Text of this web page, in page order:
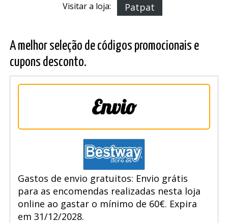
Visitar a loja: Patpat
A melhor seleção de códigos promocionais e
cupons desconto.
Envio
Gastos de envio gratuitos: Envio grátis
para as encomendas realizadas nesta loja
online ao gastar o mínimo de 60€. Expira
em 31/12/2028.